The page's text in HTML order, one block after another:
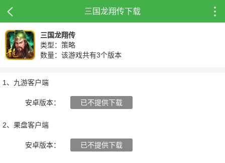
三国龙翔传下载
三国龙翔传
类型：策略
数量：该游戏共有3个版本
1、九游客户端
安卓版本： 已不提供下载
2、果盘客户端
安卓版本： 已不提供下载